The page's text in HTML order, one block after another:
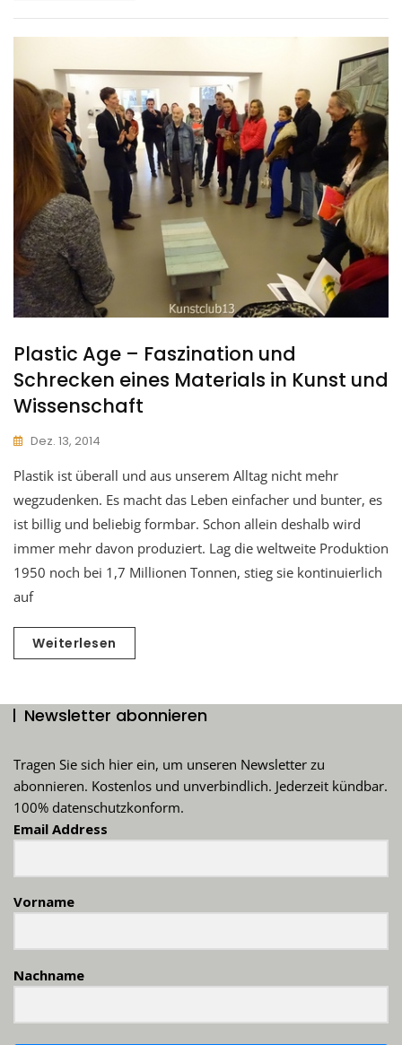
Plastic Age – Faszination und
Schrecken eines Materials in Kunst und
Wissenschaft
Dez. 13, 2014
Plastik ist überall und aus unserem Alltag nicht mehr
wegzudenken. Es macht das Leben einfacher und bunter, es
ist billig und beliebig formbar. Schon allein deshalb wird
immer mehr davon produziert. Lag die weltweite Produktion
1950 noch bei 1,7 Millionen Tonnen, stieg sie kontinuierlich
auf
Weiterlesen
Newsletter abonnieren
Tragen Sie sich hier ein, um unseren Newsletter zu
abonnieren. Kostenlos und unverbindlich. Jederzeit kündbar.
100% datenschutzkonform.
Email Address
Vorname
Nachname